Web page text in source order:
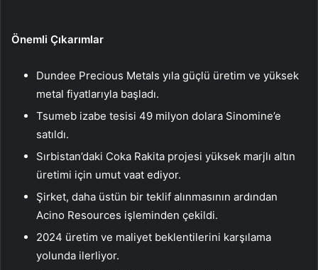
Önemli Çıkarımlar
Dundee Precious Metals yıla güçlü üretim ve yüksek
metal fiyatlarıyla başladı.
Tsumeb izabe tesisi 49 milyon dolara Sinomine’e
satıldı.
Sırbistan’daki Coka Rakita projesi yüksek marjlı altın
üretimi için umut vaat ediyor.
Şirket, daha üstün bir teklif alınmasının ardından
Acino Resources işleminden çekildi.
2024 üretim ve maliyet beklentilerini karşılama
yolunda ilerliyor.